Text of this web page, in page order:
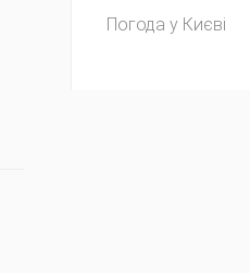
Погода у Києві